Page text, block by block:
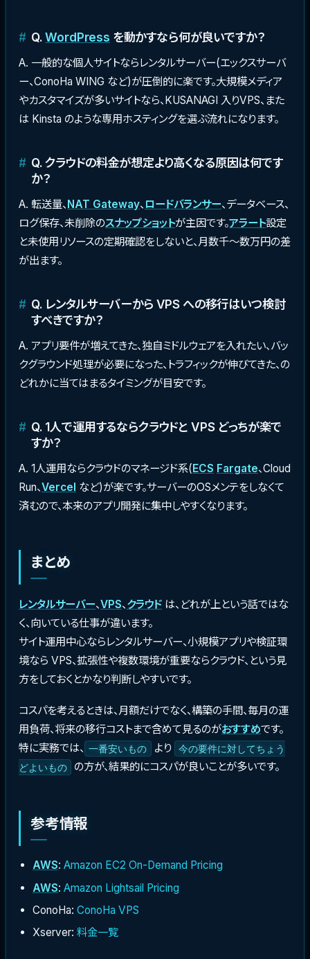
Q.WordPress を動かすなら何が良いですか？
A. 一般的な個人サイトならレンタルサーバー(エックスサーバ
ー、ConoHa WING など)が圧倒的に楽です。大規模メディア
やカスタマイズが多いサイトなら、KUSANAGI 入りVPS、また
は Kinsta のような専用ホスティングを選ぶ流れになります。
Q. クラウドの料金が想定より高くなる原因は何です
か？
A. 転送量、NAT Gateway、 ロードバランサー、データベース、
ログ保存、未削除のスナップショットが主因です。アラート設定
と未使用リソースの定期確認をしないと、月数千〜数万円の差
が出ます。
Q. レンタルサーバーから VPS への移行はいつ検討
すべきですか？
A. アプリ要件が増えてきた、独自ミドルウェアを入れたい、バッ
クグラウンド処理が必要になった、トラフィックが伸びてきた、の
どれかに当てはまるタイミングが目安です。
Q. 1人で運用するならクラウドと VPS どっちが楽で
すか？
A. 1人運用ならクラウドのマネージド系(ECS Fargate、Cloud
Run、Vercel など)が楽です。サーバーのOSメンテをしなくて
済むので、本来のアプリ開発に集中しやすくなります。
まとめ
レンタルサーバー、VPS、クラウド は、どれが上という話ではな
く、向いている仕事が違います。
サイト運用中心ならレンタルサーバー、小規模アプリや検証環
境なら VPS、拡張性や複数環境が重要ならクラウド、という見
方をしておくとかなり判断しやすいです。
コスパを考えるときは、月額だけでなく、構築の手間、毎月の運
用負荷、将来の移行コストまで含めて見るのがおすすめです。
特に実務では、 一番安いもの より
今の要件に対してちょう
どよいもの
の方が、結果的にコスパが良いことが多いです。
参考情報
AWS: Amazon EC2 On-Demand Pricing
AWS: Amazon Lightsail Pricing
ConoHa: ConoHa VPS
Xserver: 料金一覧